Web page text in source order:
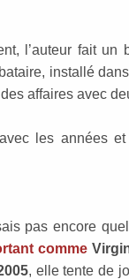
l’auteur fait
installé
affaires avec
les années
pas encore
comme V
, elle tente de